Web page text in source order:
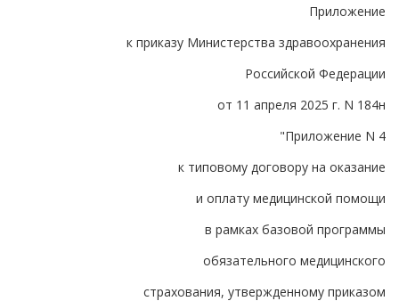
Приложение
к приказу Министерства здравоохранения
Российской Федерации
от 11 апреля 2025 г. N 184н
"Приложение N 4
к типовому договору на оказание
и оплату медицинской помощи
в рамках базовой программы
обязательного медицинского
страхования, утвержденному приказом